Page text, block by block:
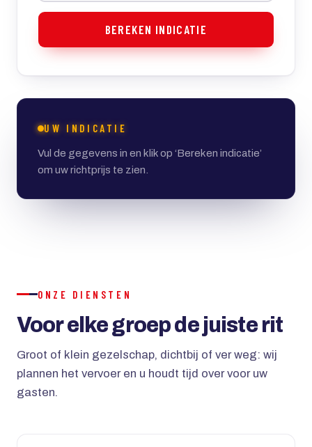
BEREKEN INDICATIE
UW INDICATIE
Vul de gegevens in en klik op ‘Bereken indicatie’
om uw richtprijs te zien.
ONZE DIENSTEN
Voor elke groep de juiste rit
Groot of klein gezelschap, dichtbij of ver weg: wij
plannen het vervoer en u houdt tijd over voor uw
gasten.